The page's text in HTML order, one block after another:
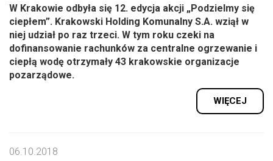
W Krakowie odbyła się 12. edycja akcji „Podzielmy się
ciepłem”. Krakowski Holding Komunalny S.A. wziął w
niej udział po raz trzeci. W tym roku czeki na
dofinansowanie rachunków za centralne ogrzewanie i
ciepłą wodę otrzymały 43 krakowskie organizacje
pozarządowe.
WIĘCEJ
06.10.2018